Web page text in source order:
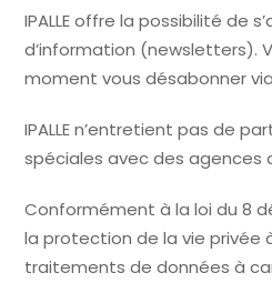
IPALLE offre la possibilité de
d’information (newsletters).
moment vous désabonner
IPALLE n’entretient pas de
spéciales avec des agences
Conformément à la loi du 8
la protection de la vie privée
traitements de données à